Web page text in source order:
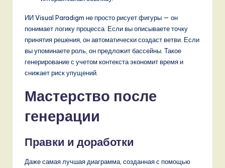
ИИ Visual Paradigm не просто рисует фигуры — он
понимает логику процесса. Если вы описываете точку
принятия решения, он автоматически создаст ветви. Если
вы упоминаете роль, он предложит бассейны. Такое
генерирование с учетом контекста экономит время и
снижает риск упущений.
Мастерство после
генерации
Правки и доработки
Даже самая лучшая диаграмма, созданная с помощью